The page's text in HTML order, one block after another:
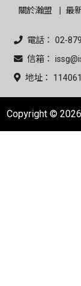
關於瀚盟 最
電話： 02-
信箱：
地址：
Copyright ©